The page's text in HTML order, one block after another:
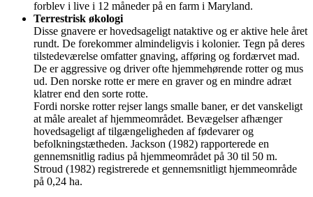
forblev i live i 12 måneder på en farm i Maryland.
Terrestrisk økologi
Disse gnavere er hovedsageligt nataktive og er aktive hele året
rundt. De forekommer almindeligvis i kolonier. Tegn på deres
tilstedeværelse omfatter gnaving, afføring og fordærvet mad.
De er aggressive og driver ofte hjemmehørende rotter og mus
ud. Den norske rotte er mere en graver og en mindre adræt
klatrer end den sorte rotte.
Fordi norske rotter rejser langs smalle baner, er det vanskeligt
at måle arealet af hjemmeområdet. Bevægelser afhænger
hovedsageligt af tilgængeligheden af fødevarer og
befolkningstætheden. Jackson (1982) rapporterede en
gennemsnitlig radius på hjemmeområdet på 30 til 50 m.
Stroud (1982) registrerede et gennemsnitligt hjemmeområde
på 0,24 ha.